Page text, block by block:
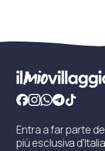
Entra a far parte
più esclusiva d'Italia